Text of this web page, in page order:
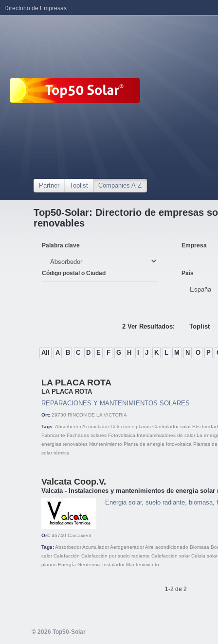
Partner Toplist Companies A-Z
Top50-Solar: Directorio de empresas
renovables
Palabra clave Empresa
Código postal o Ciudad País
2 Ver Resultados: Toplist
All A B C D E F G H J K L M N O P
LA PLACA ROTA
LA PLACA ROTA
REPARACIONES Y MANTENIMIENTOS SOLARES
Ort: 29730 RINCON DE LA VICTORIA
Tags:AbsorbedorAcumulador Colectores planos Controlador solar
Fabricante Fachadas solares Fotovoltaica Intercambiadores de calor La
energías renovables Mantenimiento Planta de energía fotovoltaica Plantas
solar térmica
Valcata Coop.V.
Valcata - Instalaciones y mantenimientos de energia solar
Energia solar, suelo radiante,
Ort: 46740 Carcaixent
Tags:AbsorbedorAcumuladorAerogeneradorAire acondicionado Biomasa
calor Calefacción Calefacción por suelo radiante Calefacción solar Célula solar
planos Energía Geotermia Instalador Mantenimiento
1-2 de 2
© 2026 Top50-Solar
Directorio de Empresas